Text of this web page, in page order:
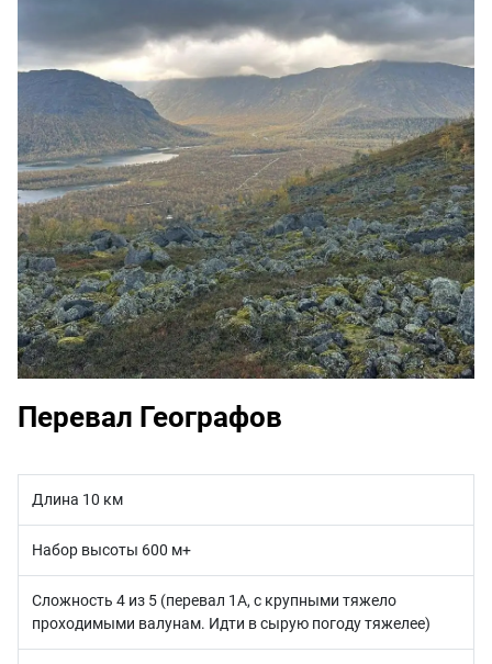
Перевал Географов
Длина 10 км
Набор высоты 600 м+
Сложность 4 из 5 (перевал 1А, с крупными тяжело
проходимыми валунам. Идти в сырую погоду тяжелее)